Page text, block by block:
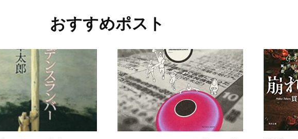
おすすめポスト